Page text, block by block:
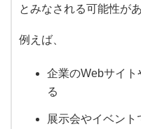
とみなされる可能性が
例えば、
企業のWebサイ
る
展示会やイベント